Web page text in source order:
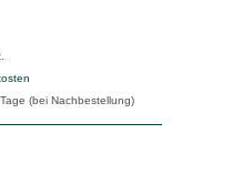
(bei Nachbestellung)